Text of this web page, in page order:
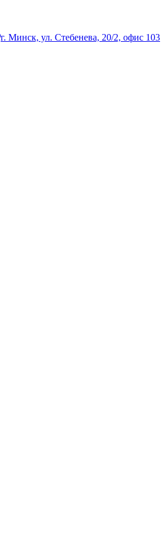
г. Минск, ул. Стебенева, 20/2, офис 103